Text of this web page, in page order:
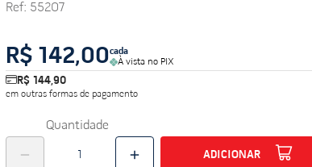
Ref: 55207
R$ 142,00cada
À vista no PIX
R$ 144,90
em outras formas de pagamento
Quantidade
ADICIONAR